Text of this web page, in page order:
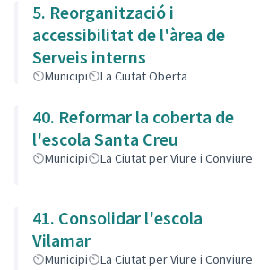
5. Reorganització i
accessibilitat de l'àrea de
Serveis interns
Municipi La Ciutat Oberta
40. Reformar la coberta de
l'escola Santa Creu
Municipi La Ciutat per Viure i Conviure
41. Consolidar l'escola
Vilamar
Municipi La Ciutat per Viure i Conviure